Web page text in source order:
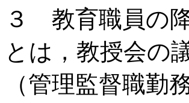
３ 教育職員の
とは，教授会の
（管理監督職